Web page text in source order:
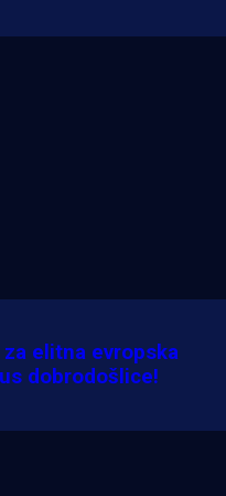
elitna evropska
dobrodošlice!